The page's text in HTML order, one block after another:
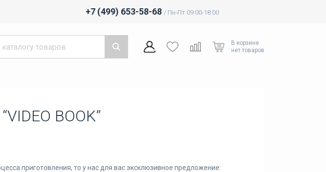
+7 (499) 653-58-68 / Пн-Пт 09:00-18:00
В корзине
нет товаров
BOOK”
приготовления, то у нас для вас эксклюзивное предложение: